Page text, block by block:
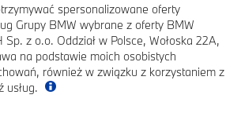
spersonalizowane oferty
Grupy BMW wybrane z oferty BMW
Sp. z o.o. Oddział w Polsce, Wołoska 22A,
na podstawie moich osobistych
również w związku z korzystaniem z
usług.